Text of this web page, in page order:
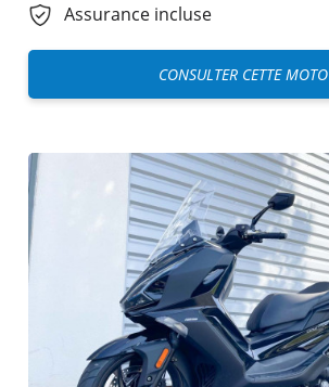
Assurance incluse
CONSULTER CETTE MOTO